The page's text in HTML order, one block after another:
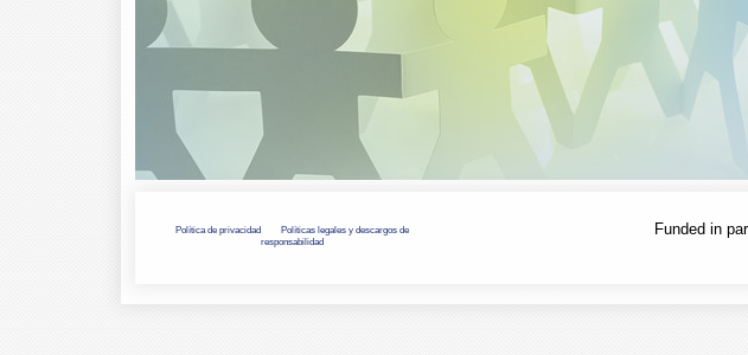
Política de privacidad
Políticas legales y descargos de
responsabilidad
Funded in